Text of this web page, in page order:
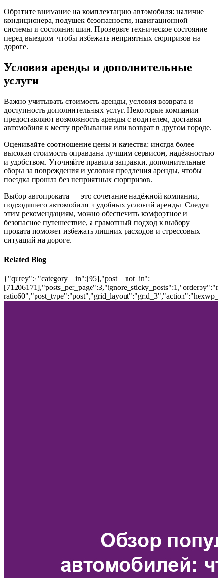
Обратите внимание на комплектацию автомобиля: наличие
кондиционера, подушек безопасности, навигационной
системы и состояния шин. Проверьте техническое состояние
перед выездом, чтобы избежать неприятных сюрпризов на
дороге.
Условия аренды и дополнительные
услуги
Важно учитывать стоимость аренды, условия возврата и
доступность дополнительных услуг. Некоторые компании
предоставляют возможность аренды с водителем, доставки
автомобиля к месту пребывания или возврат в другом городе.
Оценивайте соотношение цены и качества: иногда более
высокая стоимость оправдана лучшим сервисом, надёжностью
и удобством. Уточняйте правила заправки, дополнительные
сборы за повреждения и условия продления аренды, чтобы
поездка прошла без неприятных сюрпризов.
Выбор автопроката — это сочетание надёжной компании,
подходящего автомобиля и удобных условий аренды. Следуя
этим рекомендациям, можно обеспечить комфортное и
безопасное путешествие, а грамотный подход к выбору
проката поможет избежать лишних расходов и стрессовых
ситуаций на дороге.
Related Blog
{"qurey":{"category__in":[95],"post__not_in":